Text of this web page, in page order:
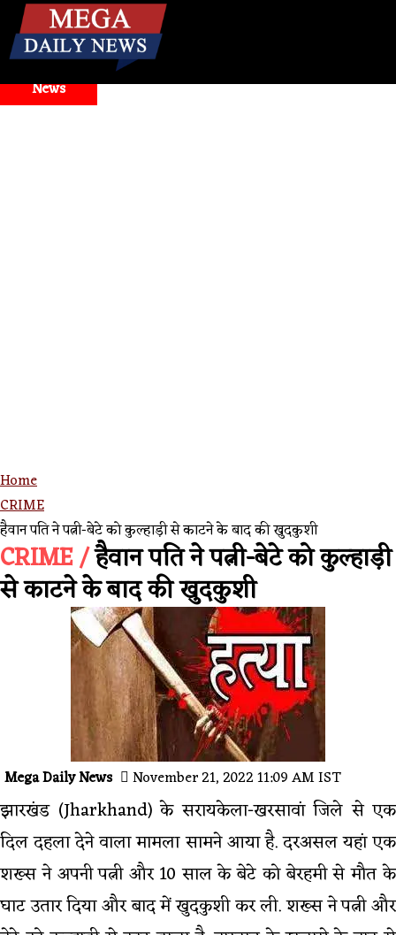
News
Home
CRIME
हैवान पति ने पत्नी-बेटे को कुल्हाड़ी से काटने के बाद की खुदकुशी
CRIME /हैवान पति ने पत्नी-बेटे को कुल्हाड़ी
से काटने के बाद की खुदकुशी
Mega Daily News November 21, 2022 11:09 AM IST
झारखंड (Jharkhand) के सरायकेला-खरसावां जिले से एक
दिल दहला देने वाला मामला सामने आया है. दरअसल यहां एक
शख्स ने अपनी पत्नी और 10 साल के बेटे को बेरहमी से मौत के
घाट उतार दिया और बाद में खुदकुशी कर ली. शख्स ने पत्नी और